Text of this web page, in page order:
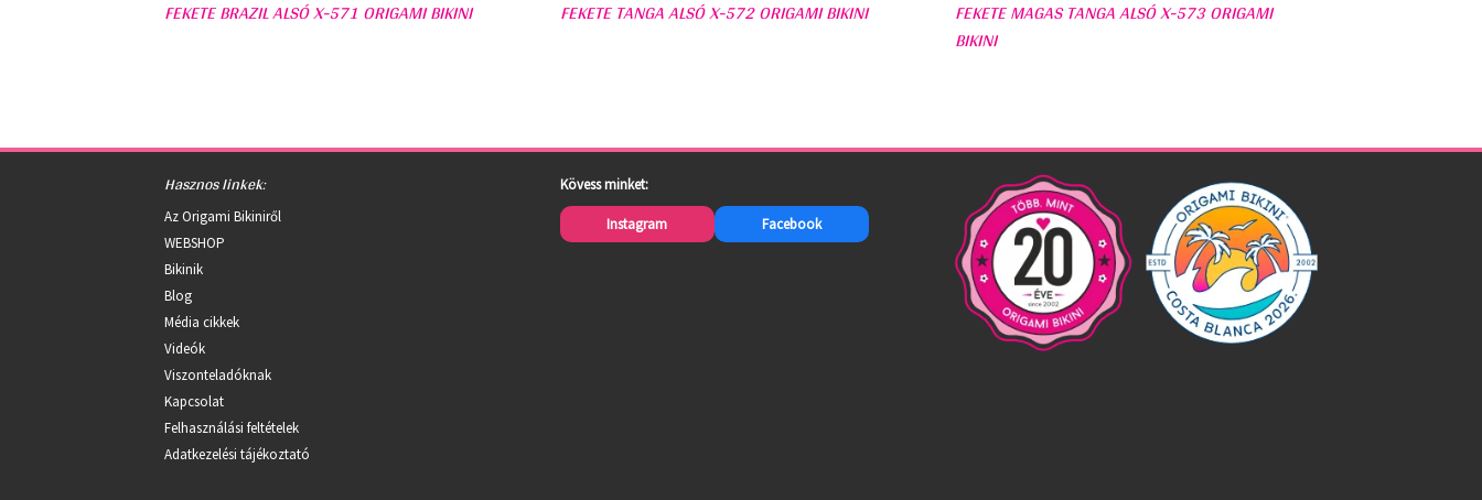
FEKETE BRAZIL ALSÓ X-571 ORIGAMI BIKINI FEKETE TANGA ALSÓ X-572 ORIGAMI BIKINI
FEKETE MAGAS TANGA ALSÓ X-573 ORIGAMI
BIKINI
Hasznos linkek:
Az Origami Bikiniről
WEBSHOP
Bikinik
Blog
Média cikkek
Videók
Viszonteladóknak
Kapcsolat
Felhasználási feltételek
Adatkezelési tájékoztató
Kövess minket:
Instagram Facebook